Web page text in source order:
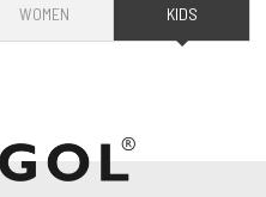
WOMEN KIDS